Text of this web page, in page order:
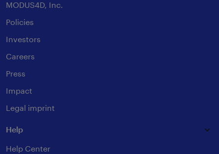
MODUS4D, Inc.
Policies
Investors
Careers
Press
Impact
Legal imprint
Help
Help Center